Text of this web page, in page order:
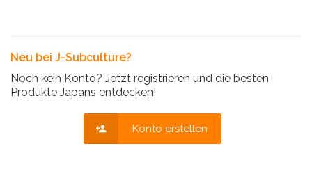
Neu bei J-Subculture?
Noch kein Konto? Jetzt registrieren und die besten
Produkte Japans entdecken!
Konto erstellen